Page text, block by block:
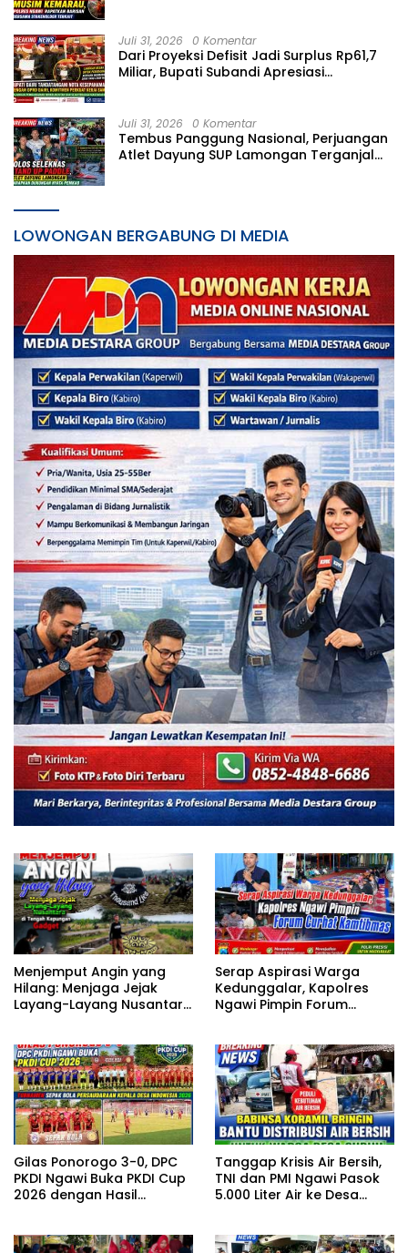
Juli 31, 2026 0 Komentar
Dari Proyeksi Defisit Jadi Surplus Rp61,7
Miliar, Bupati Subandi Apresiasi
Juli 31, 2026 0 Komentar
Tembus Panggung Nasional, Perjuangan
Atlet Dayung SUP Lamongan Terganjal
LOWONGAN BERGABUNG DI MEDIA
Menjemput Angin yang
Hilang: Menjaga Jejak
Layang-Layang Nusantara
Serap Aspirasi Warga
Kedunggalar, Kapolres
Ngawi Pimpin Forum
Gilas Ponorogo 3-0, DPC
PKDI Ngawi Buka PKDI Cup
2026 dengan Hasil
Tanggap Krisis Air Bersih,
TNI dan PMI Ngawi Pasok
5.000 Liter Air ke Desa